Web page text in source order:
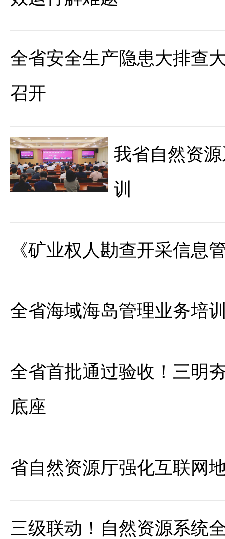
全省安全生产隐患大排查
召开
我省自然资
训
《矿业权人勘查开采信息
全省海域海岛管理业务培
全省首批通过验收！三明
底座
省自然资源厅强化互联网
三级联动！自然资源系统